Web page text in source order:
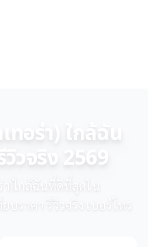
อร่า) ใกล้ฉัน
วจริง 2569
า)ใกล้ฉันที่ดีที่สุดใน
ราคา รีวิวจริง เบอร์โทร